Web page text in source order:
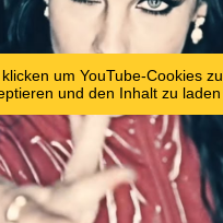
um YouTube-Cookies zu
und den Inhalt zu laden